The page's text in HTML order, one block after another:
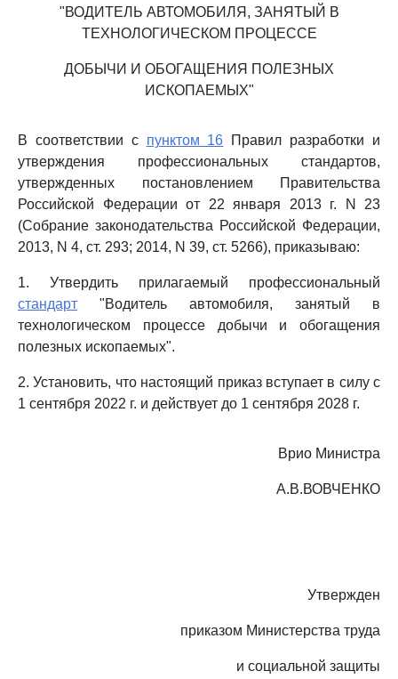
"ВОДИТЕЛЬ АВТОМОБИЛЯ, ЗАНЯТЫЙ В
ТЕХНОЛОГИЧЕСКОМ ПРОЦЕССЕ
ДОБЫЧИ И ОБОГАЩЕНИЯ ПОЛЕЗНЫХ
ИСКОПАЕМЫХ"
В соответствии с пунктом 16 Правил разработки и
утверждения профессиональных стандартов,
утвержденных постановлением Правительства
Российской Федерации от 22 января 2013 г. N 23
(Собрание законодательства Российской Федерации,
2013, N 4, ст. 293; 2014, N 39, ст. 5266), приказываю:
1. Утвердить прилагаемый профессиональный
стандарт "Водитель автомобиля, занятый в
технологическом процессе добычи и обогащения
полезных ископаемых".
2. Установить, что настоящий приказ вступает в силу с
1 сентября 2022 г. и действует до 1 сентября 2028 г.
Врио Министра
А.В.ВОВЧЕНКО
Утвержден
приказом Министерства труда
и социальной защиты